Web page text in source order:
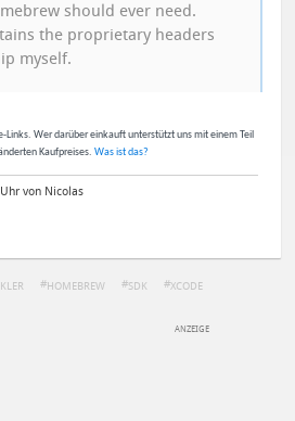
should ever need.
the proprietary headers
myself.
Wer darüber einkauft unterstützt uns mit einem Teil
Kaufpreises. Was ist das?
von Nicolas
HOMEBREW SDK XCODE